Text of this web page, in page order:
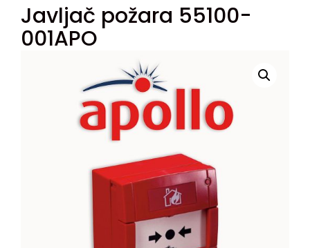
Javljač požara 55100-
001APO